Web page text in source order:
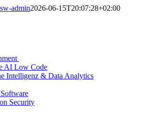
AI Low Code
Intelligenz & Data Analytics
Security
sw-admin2026-06-15T20:07:28+02:00